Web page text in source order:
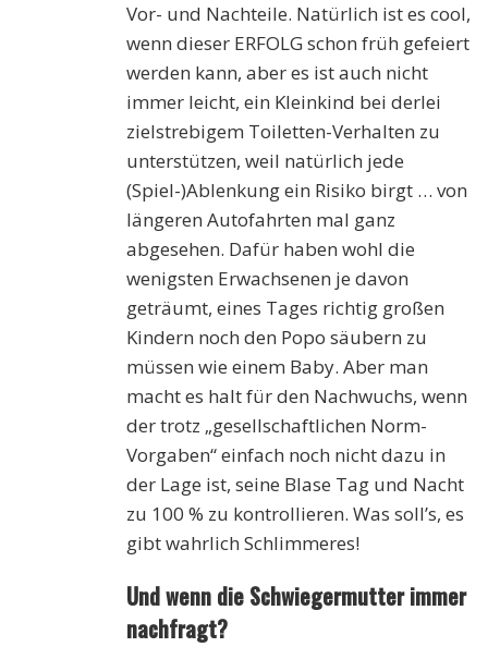
Vor- und Nachteile. Natürlich ist es cool,
wenn dieser ERFOLG schon früh gefeiert
werden kann, aber es ist auch nicht
immer leicht, ein Kleinkind bei derlei
zielstrebigem Toiletten-Verhalten zu
unterstützen, weil natürlich jede
(Spiel-)Ablenkung ein Risiko birgt … von
längeren Autofahrten mal ganz
abgesehen. Dafür haben wohl die
wenigsten Erwachsenen je davon
geträumt, eines Tages richtig großen
Kindern noch den Popo säubern zu
müssen wie einem Baby. Aber man
macht es halt für den Nachwuchs, wenn
der trotz „gesellschaftlichen Norm-
Vorgaben“ einfach noch nicht dazu in
der Lage ist, seine Blase Tag und Nacht
zu 100 % zu kontrollieren. Was soll’s, es
gibt wahrlich Schlimmeres!
Und wenn die Schwiegermutter immer
nachfragt?